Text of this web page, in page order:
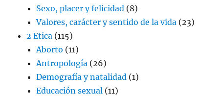
Sexo, placer y felicidad (8)
Valores, carácter y sentido de la vida (23)
2 Etica (115)
Aborto (11)
Antropología (26)
Demografía y natalidad (1)
Educación sexual (11)